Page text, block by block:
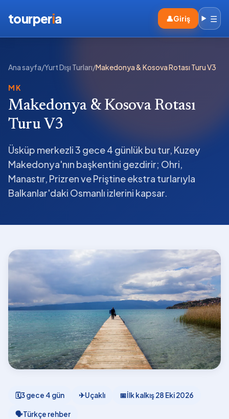
tourperia 👤Giriş ☰
Ana sayfa/Yurt Dışı Turları/Makedonya & Kosova Rotası Turu V3
MK
Makedonya & Kosova Rotası
Turu V3
Üsküp merkezli 3 gece 4 günlük bu tur, Kuzey
Makedonya'nın başkentini gezdirir; Ohri,
Manastır, Prizren ve Priştine ekstra turlarıyla
Balkanlar'daki Osmanlı izlerini kapsar.
🗓3 gece 4 gün ✈Uçaklı 📅İlk kalkış28 Eki 2026
🗣Türkçe rehber